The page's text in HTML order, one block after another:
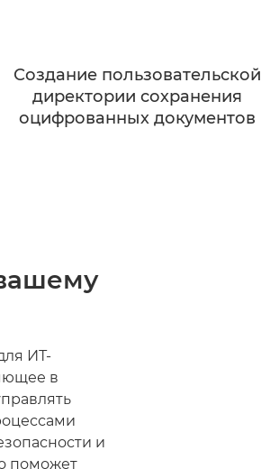
Создание пользовательской
директории сохранения
оцифрованных документов
ИТ-
в
и
поможет